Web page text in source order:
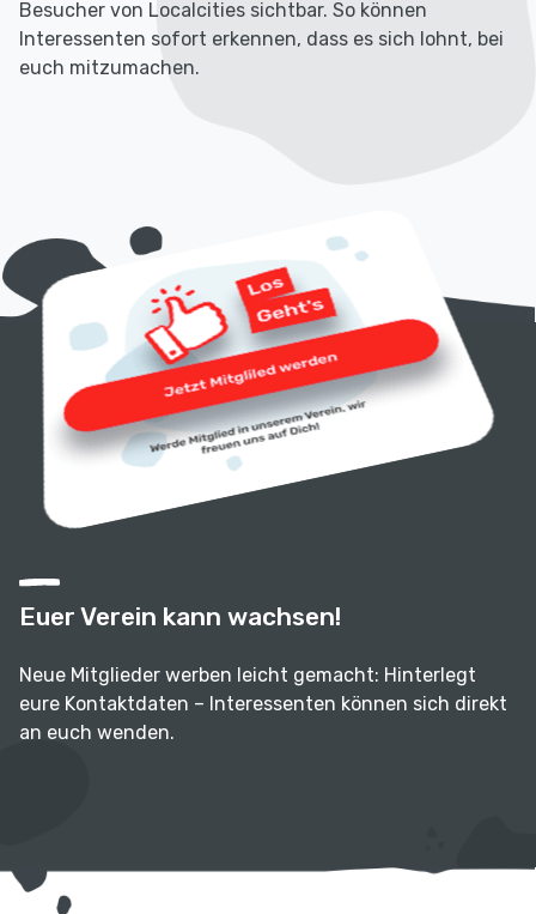
Besucher von Localcities sichtbar. So können
Interessenten sofort erkennen, dass es sich lohnt, bei
euch mitzumachen.
Euer Verein kann wachsen!
Neue Mitglieder werben leicht gemacht: Hinterlegt
eure Kontaktdaten – Interessenten können sich direkt
an euch wenden.